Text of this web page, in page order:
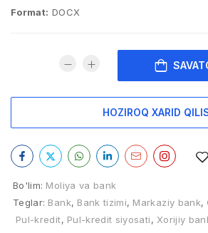
Format: DOCX
HOZIROQ XARID
Bo'lim: Moliya va bank
Teglar: Bank, Bank tizimi, Markaziy bank,
Pul-kredit, Pul-kredit siyosati, Xorijiy